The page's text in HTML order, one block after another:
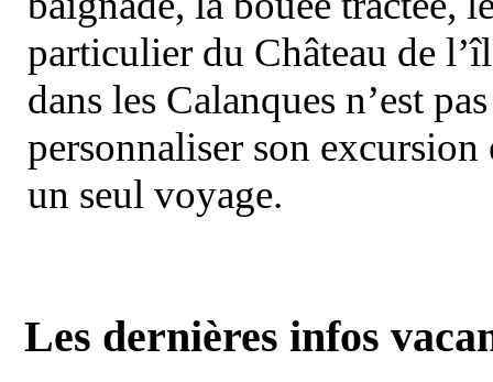
particulier du Château de
dans les Calanques n’est
personnaliser son
un seul voyage.
Les dernières infos